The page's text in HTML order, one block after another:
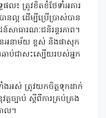
ល៖ ត្រូវខិតខំថែទាំអគារ
នល្អ ដើម្បីប្រើប្រាស់បាន
សាធារណៈជនិរន្តរភាព។
ានអនាម័យ ខ្ពស់ និងផាសុក
ឆាប់ជាសះស្បើយរបស់អ្នក
ងអស់ ត្រូវយកចិត្តទុកដាក់
តច្បាប់ ស្តីពីការគ្រប់គ្រង
ាល។